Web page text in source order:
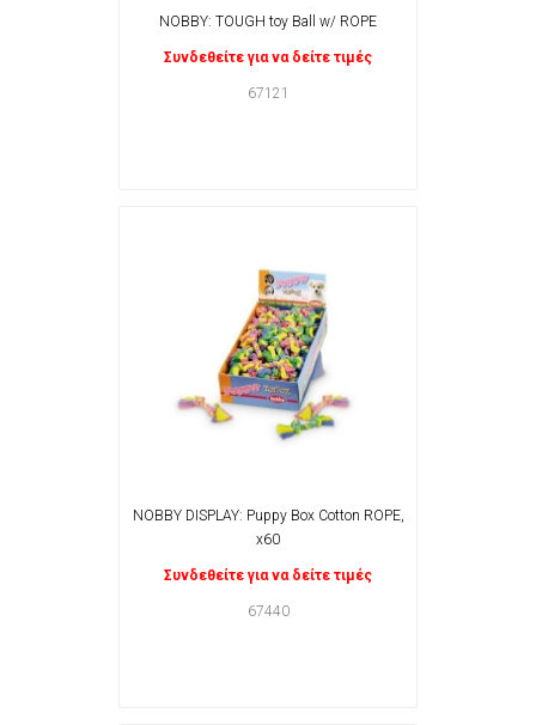
NOBBY: TOUGH toy Ball w/ ROPE
Συνδεθείτε για να δείτε τιμές
67121
NOBBY DISPLAY: Puppy Box Cotton ROPE,
x60
Συνδεθείτε για να δείτε τιμές
67440